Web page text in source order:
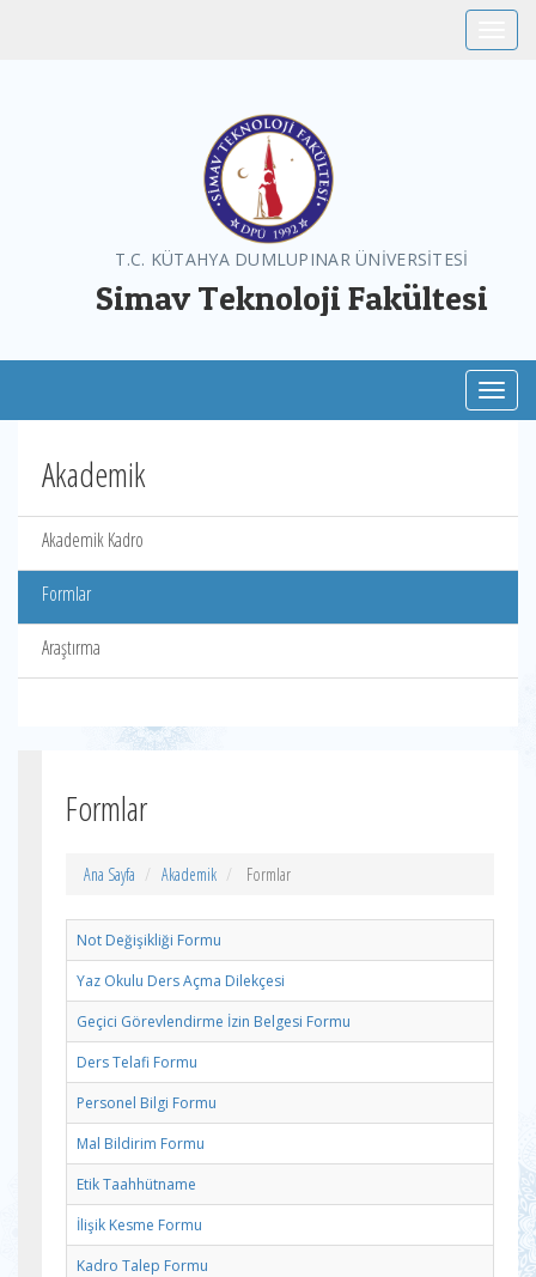
T.C. KÜTAHYA DUMLUPINAR ÜNİVERSİTESİ
Simav Teknoloji Fakültesi
Akademik
Akademik Kadro
Formlar
Araştırma
Formlar
Ana Sayfa Akademik Formlar
Not Değişikliği Formu
Yaz Okulu Ders Açma Dilekçesi
Geçici Görevlendirme İzin Belgesi Formu
Ders Telafi Formu
Personel Bilgi Formu
Mal Bildirim Formu
Etik Taahhütname
İlişik Kesme Formu
Kadro Talep Formu